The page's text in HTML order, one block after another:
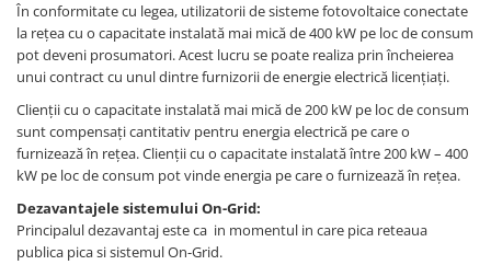
În conformitate cu legea, utilizatorii de sisteme fotovoltaice conectate
la rețea cu o capacitate instalată mai mică de 400 kW pe loc de consum
pot deveni prosumatori. Acest lucru se poate realiza prin încheierea
unui contract cu unul dintre furnizorii de energie electrică licențiați.
Clienții cu o capacitate instalată mai mică de 200 kW pe loc de consum
sunt compensați cantitativ pentru energia electrică pe care o
furnizează în rețea. Clienții cu o capacitate instalată între 200 kW – 400
kW pe loc de consum pot vinde energia pe care o furnizează în rețea.
Dezavantajele sistemului On-Grid:
Principalul dezavantaj este ca in momentul in care pica reteaua
publica pica si sistemul On-Grid.